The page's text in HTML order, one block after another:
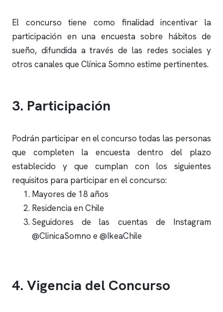
El concurso tiene como finalidad incentivar la
participación en una encuesta sobre hábitos de
sueño, difundida a través de las redes sociales y
otros canales que Clínica Somno estime pertinentes.
3. Participación
Podrán participar en el concurso todas las personas
que completen la encuesta dentro del plazo
establecido y que cumplan con los siguientes
requisitos para participar en el concurso:
Mayores de 18 años
Residencia en Chile
Seguidores de las cuentas de Instagram
@ClinicaSomno e @IkeaChile
4. Vigencia del Concurso